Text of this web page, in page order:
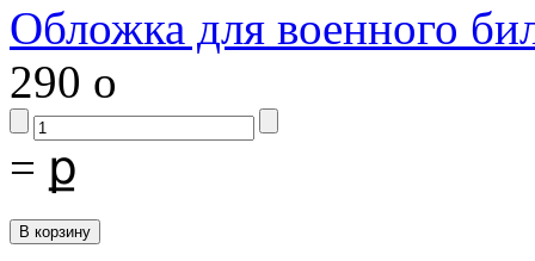
Обложка для военного
290 o
= ք